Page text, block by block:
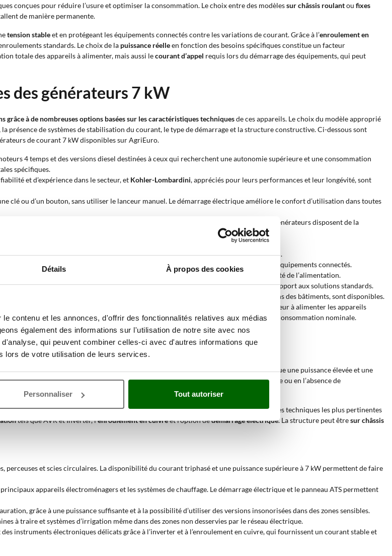
Détails À propos des cookies
contenu et les annonces, d'offrir des fonctionnalités relatives aux médias
également des informations sur l'utilisation de notre site avec nos
qui peuvent combiner celles-ci avec d'autres informations que
lors de votre utilisation de leurs services.
Personnaliser Tout autoriser
conçues pour réduire l’usure et optimiser la consommation. Le choix entre des modèlessur châssis roulantou fixes
de manière permanente.
tension stableet en protégeant les équipements connectés contre les variations de courant. Grâce à l’enroulement en
standards. Le choix de la puissance réelleen fonction des besoins spécifiques constitue un facteur
totale des appareils à alimenter, mais aussi lecourant d’appel requis lors du démarrage des équipements, qui peut
des générateurs 7 kW
à de nombreuses options basées sur les caractéristiques techniquesde ces appareils. Le choix du modèle approprié
présence de systèmes de stabilisation du courant, le type de démarrage et la structure constructive. Ci-dessous sont
de courant 7 kW disponibles sur AgriEuro.
4 temps et des versions diesel destinées à ceux qui recherchent une autonomie supérieure et une consommation
spécifiques.
et d’expérience dans le secteur, et Kohler-Lombardini, appréciés pour leurs performances et leur longévité, sont
clé ou d’un bouton, sans utiliser le lanceur manuel. Le démarrage électrique améliore le confort d’utilisation dans toutes
400V pour des usages industriels. Certains générateurs disposent de la
comme en triphasé.
les rendant adaptés aux environnements où le bruit doit rester limité.
contre les variations électriques soudaines et améliorant la qualité du courant fourni.
aux appareils électroniques les plus délicats. Ce système contribue à la sécurité des équipements connectés.
de coupure de courant, le générateur démarre automatiquement, assurant la continuité de l’alimentation.
supérieur, une moindre dispersion d’énergie et une durée de vie plus longue par rapport aux solutions standards.
, adaptés aux installations permanentes sur chantiers ou dans des bâtiments, sont disponibles.
comprise entre 7 et 7,9 kW. Cette valeur représente la capacité effective du générateur à alimenter les appareils
totaux, car le courant d’appel requis au démarrage peut atteindre le double de la consommation nominale.
réseau public. Il est utilisé aussi bien dans un cadre domestique que professionnel, lorsque une puissance élevée et une
temporaires ou permanents, en offrant une solution concrète en cas d’urgence ou en l’absence de
simultanée de plusieurs appareils, y compris industriels. Parmi les caractéristiques techniques les plus pertinentes
tels que AVR et Inverter, l’enroulement en cuivreet l’option dedémarrage électrique. La structure peut êtresur châssis
perceuses et scies circulaires. La disponibilité du courant triphasé et une puissance supérieure à 7 kW permettent de faire
appareils électroménagers et les systèmes de chauffage. Le démarrage électrique et le panneau ATS permettent
grâce à une puissance suffisante et à la possibilité d’utiliser des versions insonorisées dans des zones sensibles.
à traire et systèmes d’irrigation même dans des zones non desservies par le réseau électrique.
instruments électroniques délicats grâce à l’inverter et à l’enroulement en cuivre, qui fournissent un courant stable et